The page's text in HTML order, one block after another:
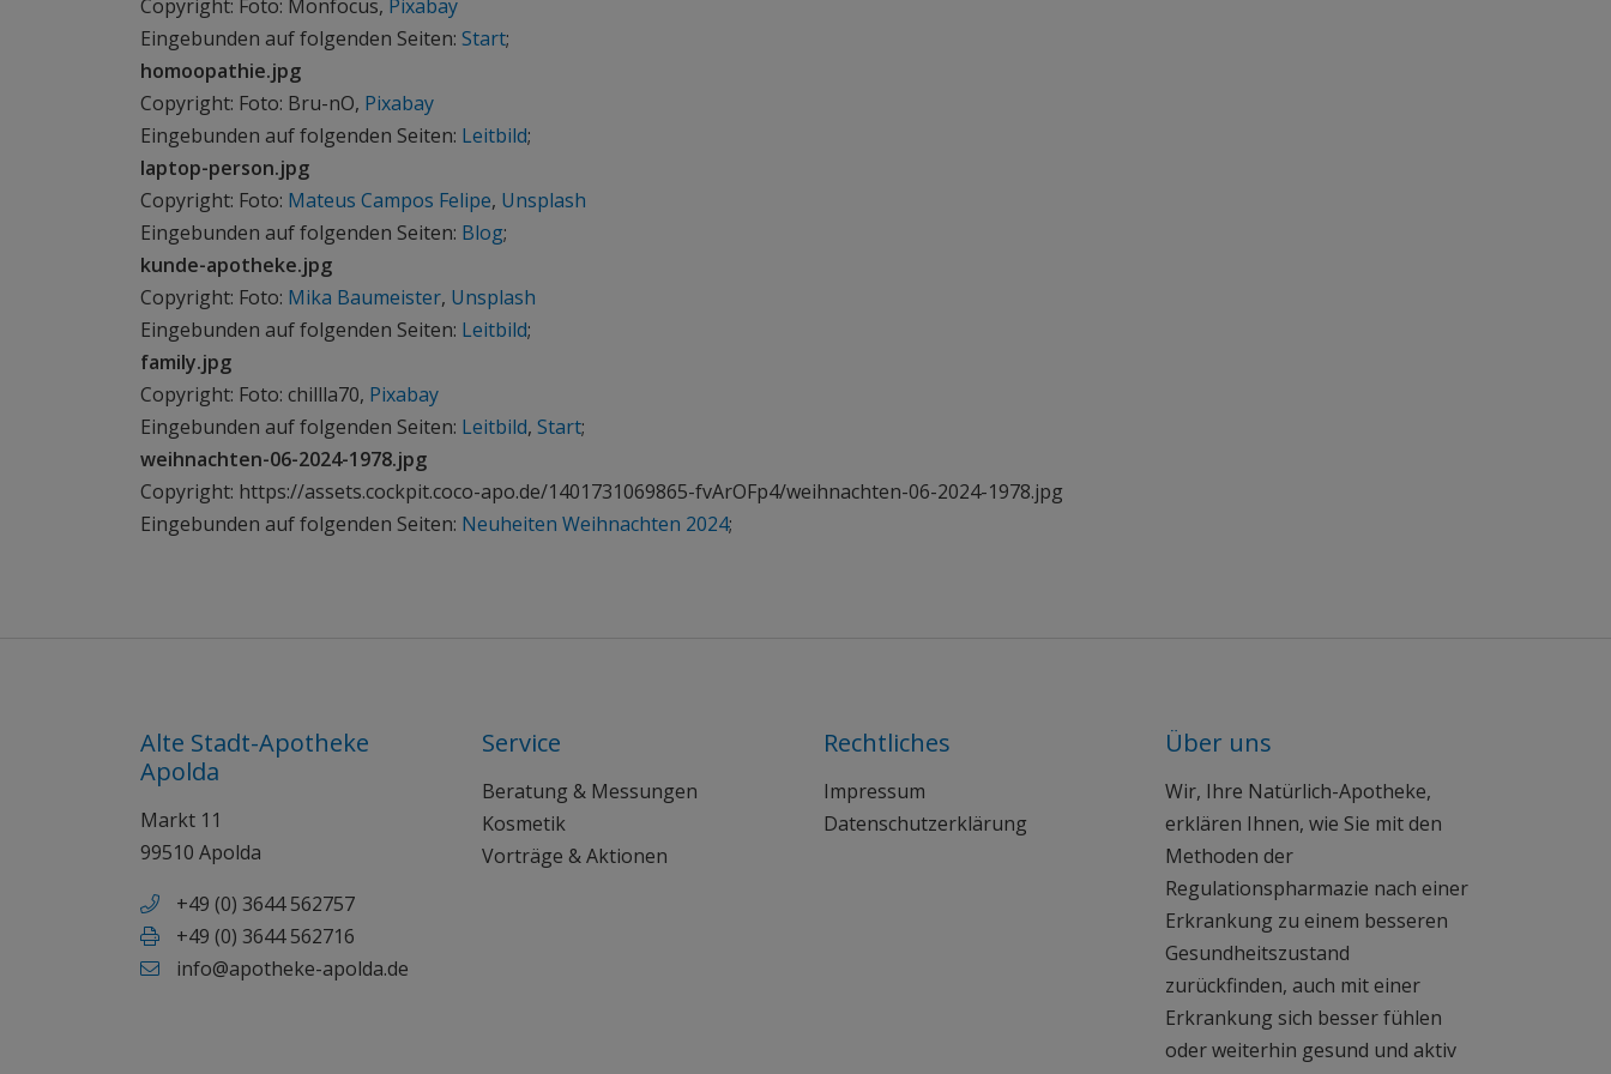
Copyright: Foto: Monfocus, Pixabay
Eingebunden auf folgenden Seiten: Start;
homoopathie.jpg
Copyright: Foto: Bru-nO, Pixabay
Eingebunden auf folgenden Seiten: Leitbild;
laptop-person.jpg
Copyright: Foto: Mateus Campos Felipe, Unsplash
Eingebunden auf folgenden Seiten: Blog;
kunde-apotheke.jpg
Copyright: Foto: Mika Baumeister, Unsplash
Eingebunden auf folgenden Seiten: Leitbild;
family.jpg
Copyright: Foto: chillla70, Pixabay
Eingebunden auf folgenden Seiten: Leitbild, Start;
weihnachten-06-2024-1978.jpg
Copyright: https://assets.cockpit.coco-apo.de/1401731069865-fvArOFp4/weihnachten-06-2024-1978.jpg
Eingebunden auf folgenden Seiten: Neuheiten Weihnachten 2024;
Alte Stadt-Apotheke
Apolda
Markt 11
99510 Apolda
+49 (0) 3644 562757
+49 (0) 3644 562716
info@apotheke-apolda.de
Service
Beratung & Messungen
Kosmetik
Vorträge & Aktionen
Rechtliches
Impressum
Datenschutzerklärung
Über uns
Wir, Ihre Natürlich-Apotheke,
erklären Ihnen, wie Sie mit den
Methoden der
Regulationspharmazie nach einer
Erkrankung zu einem besseren
Gesundheitszustand
zurückfinden, auch mit einer
Erkrankung sich besser fühlen
oder weiterhin gesund und aktiv